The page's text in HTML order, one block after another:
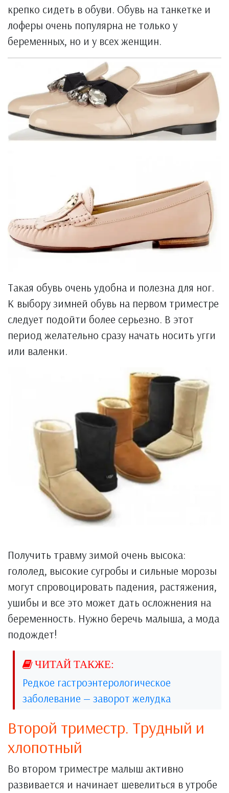
крепко сидеть в обуви. Обувь на танкетке и
лоферы очень популярна не только у
беременных, но и у всех женщин.
Такая обувь очень удобна и полезна для ног.
К выбору зимней обувь на первом триместре
следует подойти более серьезно. В этот
период желательно сразу начать носить угги
или валенки.
Получить травму зимой очень высока:
гололед, высокие сугробы и сильные морозы
могут спровоцировать падения, растяжения,
ушибы и все это может дать осложнения на
беременность. Нужно беречь малыша, а мода
подождет!
Редкое гастроэнтерологическое
заболевание — заворот желудка
Второй триместр. Трудный и
хлопотный
Во втором триместре малыш активно
развивается и начинает шевелиться в утробе